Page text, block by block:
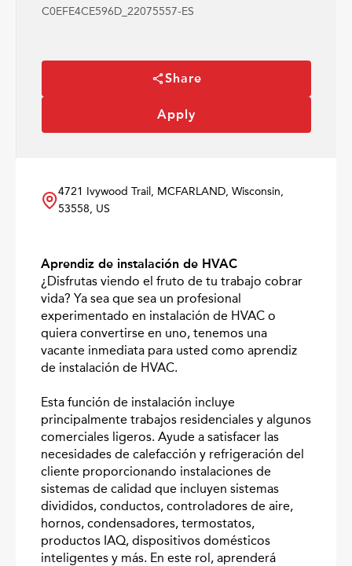
C0EFE4CE596D_22075557-ES
Share
Apply
4721 Ivywood Trail, MCFARLAND, Wisconsin,
53558, US
Aprendiz de instalación de HVAC
¿Disfrutas viendo el fruto de tu trabajo cobrar
vida? Ya sea que sea un profesional
experimentado en instalación de HVAC o
quiera convertirse en uno, tenemos una
vacante inmediata para usted como aprendiz
de instalación de HVAC.
Esta función de instalación incluye
principalmente trabajos residenciales y algunos
comerciales ligeros. Ayude a satisfacer las
necesidades de calefacción y refrigeración del
cliente proporcionando instalaciones de
sistemas de calidad que incluyen sistemas
divididos, conductos, controladores de aire,
hornos, condensadores, termostatos,
productos IAQ, dispositivos domésticos
inteligentes y más. En este rol, aprenderá